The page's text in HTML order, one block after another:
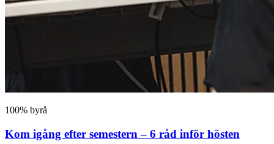
100% byrå
Kom igång efter semestern – 6 råd inför hösten